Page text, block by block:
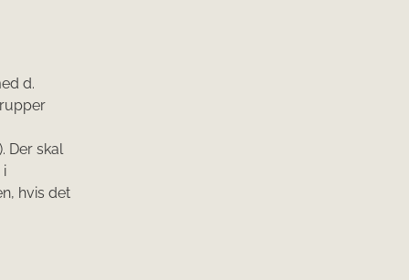
d.
Der skal
i
hvis det